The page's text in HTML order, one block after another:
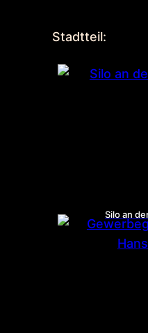
Stadtteil:
Silo an